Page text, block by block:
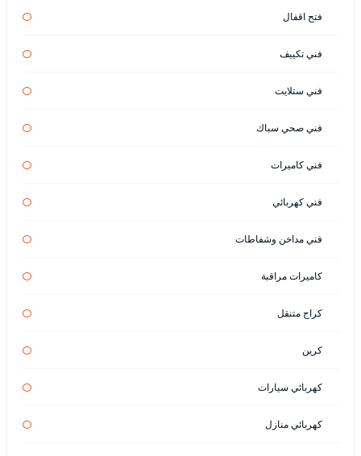
فتح اقفال
فني تكييف
فني ستلايت
فني صحي سباك
فني كاميرات
فني كهربائي
فني مداخن وشفاطات
كاميرات مراقبة
كراج متنقل
كرين
كهربائي سيارات
كهربائي منازل